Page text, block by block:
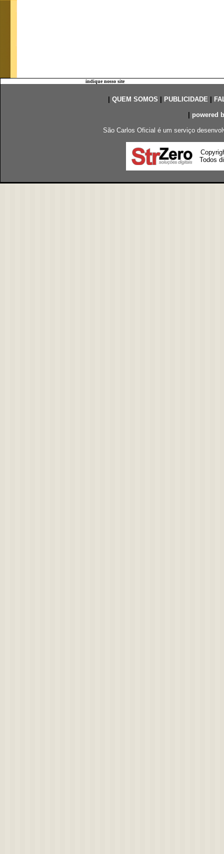
indique nosso site
QUEM SOMOS PUBLICIDADE|
powered
São Carlos Oficial é um serviço
Todos